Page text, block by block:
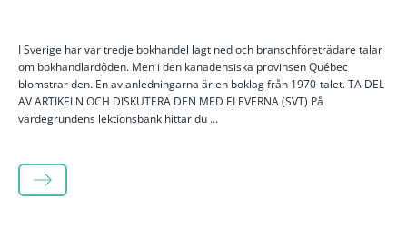
I Sverige har var tredje bokhandel lagt ned och branschföreträdare talar
om bokhandlardöden. Men i den kanadensiska provinsen Québec
blomstrar den. En av anledningarna är en boklag från 1970-talet. TA DEL
AV ARTIKELN OCH DISKUTERA DEN MED ELEVERNA (SVT) På
värdegrundens lektionsbank hittar du ...
LÄS MER